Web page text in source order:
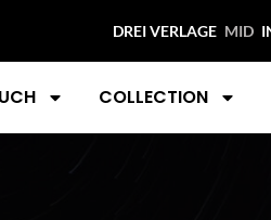
DREI VERLAGE MIDAS C
COLLECTION